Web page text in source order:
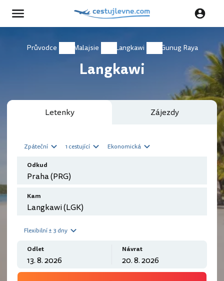
Průvodce Malajsie Langkawi Gunug Raya
Langkawi
Letenky Zájezdy
Zpáteční 1 cestující Ekonomická
Odkud
Kam
Flexibilní ± 3 dny
Odlet Návrat